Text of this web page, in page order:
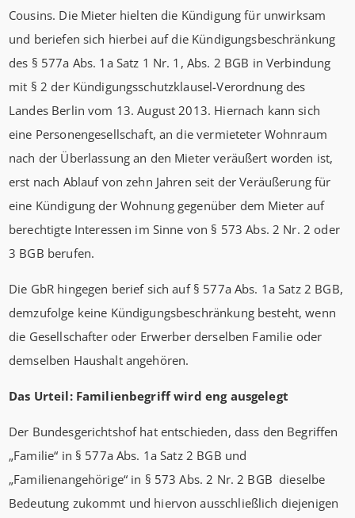
Cousins. Die Mieter hielten die Kündigung für unwirksam
und beriefen sich hierbei auf die Kündigungsbeschränkung
des § 577a Abs. 1a Satz 1 Nr. 1, Abs. 2 BGB in Verbindung
mit § 2 der Kündigungsschutzklausel-Verordnung des
Landes Berlin vom 13. August 2013. Hiernach kann sich
eine Personengesellschaft, an die vermieteter Wohnraum
nach der Überlassung an den Mieter veräußert worden ist,
erst nach Ablauf von zehn Jahren seit der Veräußerung für
eine Kündigung der Wohnung gegenüber dem Mieter auf
berechtigte Interessen im Sinne von § 573 Abs. 2 Nr. 2 oder
3 BGB berufen.
Die GbR hingegen berief sich auf § 577a Abs. 1a Satz 2 BGB,
demzufolge keine Kündigungsbeschränkung besteht, wenn
die Gesellschafter oder Erwerber derselben Familie oder
demselben Haushalt angehören.
Das Urteil: Familienbegriff wird eng ausgelegt
Der Bundesgerichtshof hat entschieden, dass den Begriffen
„Familie“ in § 577a Abs. 1a Satz 2 BGB und
„Familienangehörige“ in § 573 Abs. 2 Nr. 2 BGB dieselbe
Bedeutung zukommt und hiervon ausschließlich diejenigen